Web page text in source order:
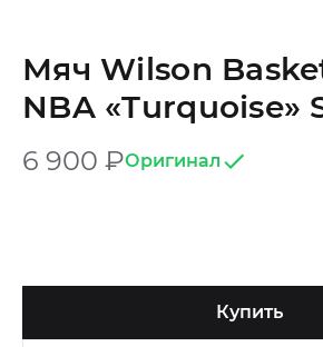
Мяч Wilson
NBA «Turquoise»
6 900 ₽Оригинал
Купить